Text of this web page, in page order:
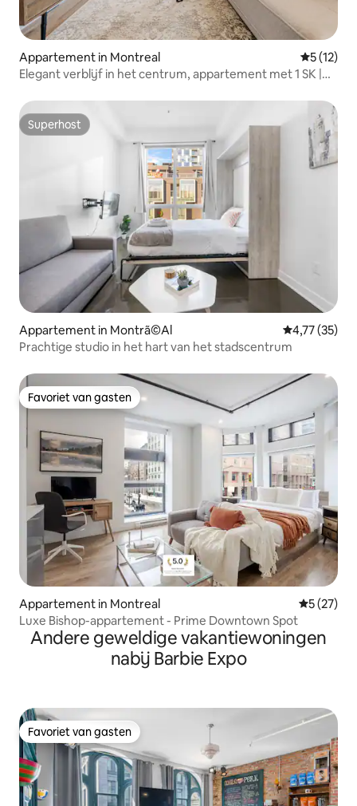
Appartement in Montreal
5 (12)
Elegant verblijf in het centrum, appartement met 1 SK |
Superhost
Superhost
Appartement in Montrã©Al Gemiddelde
4,77 (35)
Prachtige studio in het hart van het stadscentrum
Favoriet van gasten
Favoriet van gasten
Appartement in Montreal
5 (27)
Luxe Bishop-appartement - Prime Downtown Spot
Andere geweldige vakantiewoningen
nabij Barbie Expo
Favoriet van gasten
Favoriet van gasten